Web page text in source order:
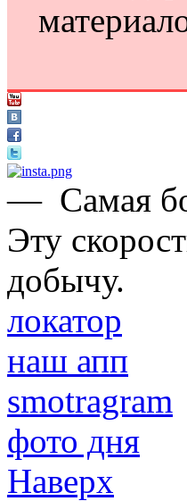
— Самая
Эту
добычу.
локатор
наш апп
smotragram
фото дня
Наверх